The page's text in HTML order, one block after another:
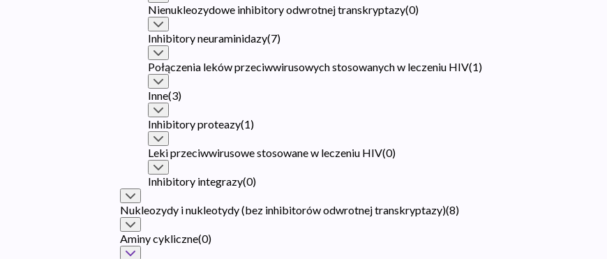
Nienukleozydowe inhibitory odwrotnej transkryptazy(0)
Inhibitory neuraminidazy(7)
Połączenia leków przeciwwirusowych stosowanych w leczeniu HIV(1)
Inne(3)
Inhibitory proteazy(1)
Leki przeciwwirusowe stosowane w leczeniu HIV(0)
Inhibitory integrazy(0)
Nukleozydy i nukleotydy (bez inhibitorów odwrotnej transkryptazy)(8)
Aminy cykliczne(0)